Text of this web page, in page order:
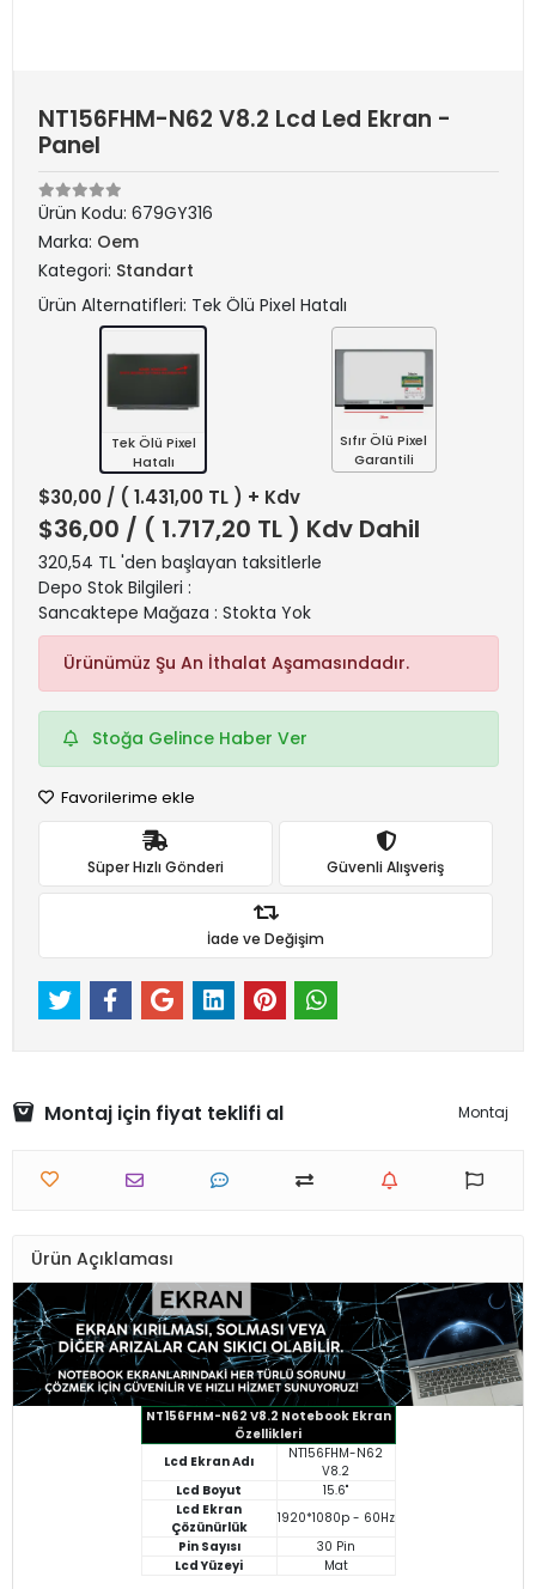
NT156FHM-N62 V8.2 Lcd Led Ekran -
Panel
Ürün Kodu: 679GY316
Marka: Oem
Kategori: Standart
Ürün Alternatifleri: Tek Ölü Pixel Hatalı
Tek Ölü Pixel
Hatalı
Sıfır Ölü Pixel
Garantili
$30,00 / ( 1.431,00 TL ) + Kdv
$36,00 / ( 1.717,20 TL ) Kdv Dahil
320,54 TL 'den başlayan taksitlerle
Depo Stok Bilgileri :
Sancaktepe Mağaza : Stokta Yok
Ürünümüz Şu An İthalat Aşamasındadır.
Stoğa Gelince Haber Ver
Favorilerime ekle
Süper Hızlı Gönderi Güvenli Alışveriş
İade ve Değişim
Montaj için fiyat teklifi al Montaj
Ürün Açıklaması
NT156FHM-N62 V8.2 Notebook Ekran
Özellikleri
Lcd Ekran Adı
NT156FHM-N62
V8.2
Lcd Boyut
15.6"
Lcd Ekran
Çözünürlük
1920*1080p - 60Hz
Pin Sayısı
30 Pin
Lcd Yüzeyi
Mat